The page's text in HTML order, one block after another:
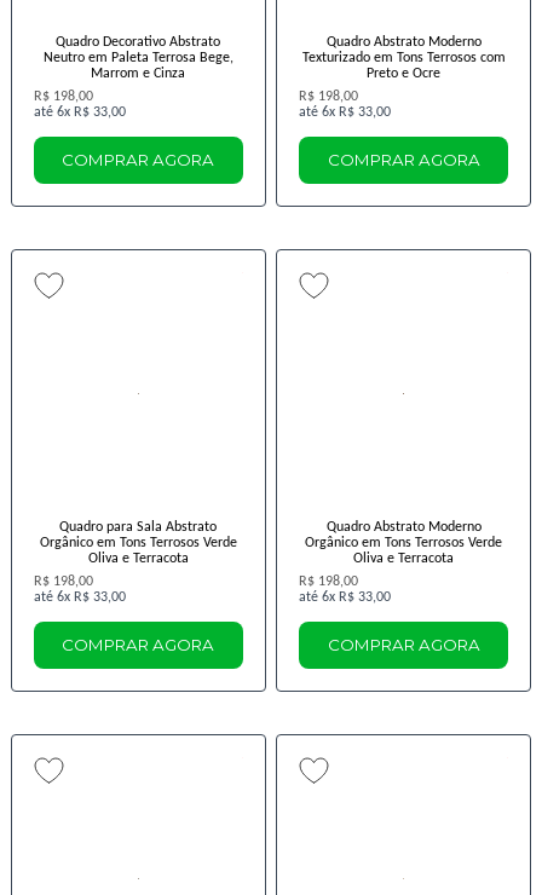
Quadro Decorativo Abstrato
Neutro em Paleta Terrosa Bege,
Marrom e Cinza
R$ 198,00
6x R$ 33,00
COMPRAR AGORA
Quadro Abstrato Moderno
Texturizado em Tons Terrosos com
Preto e Ocre
R$ 198,00
6x R$ 33,00
COMPRAR AGORA
Quadro para Sala Abstrato
Orgânico em Tons Terrosos Verde
Oliva e Terracota
R$ 198,00
6x R$ 33,00
COMPRAR AGORA
Quadro Abstrato Moderno
Orgânico em Tons Terrosos Verde
Oliva e Terracota
R$ 198,00
6x R$ 33,00
COMPRAR AGORA